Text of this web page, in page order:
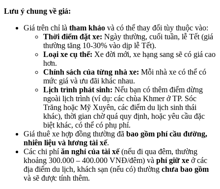
Lưu ý chung về giá:
Giá trên chỉ là tham khảo và có thể thay đổi tùy thuộc vào:
Thời điểm đặt xe: Ngày thường, cuối tuần, lễ Tết (giá
thường tăng 10-30% vào dịp lễ Tết).
Loại xe cụ thể: Xe đời mới, xe hạng sang sẽ có giá cao
hơn.
Chính sách của từng nhà xe: Mỗi nhà xe có thể có
mức giá và ưu đãi khác nhau.
Lịch trình phát sinh: Nếu bạn có thêm điểm dừng
ngoài lịch trình (ví dụ: các chùa Khmer ở TP. Sóc
Trăng hoặc Mỹ Xuyên, các điểm du lịch sinh thái
khác), thời gian chờ quá quy định, hoặc yêu cầu đặc
biệt khác, có thể có phụ phí.
Giá thuê xe hợp đồng thường đã bao gồm phí cầu đường,
nhiên liệu và lương tài xế.
Các chi phíăn nghỉ của tài xế(nếu đi qua đêm, thường
khoảng 300.000 – 400.000 VNĐ/đêm) và phí giữ xe ở các
địa điểm du lịch, khách sạn (nếu có) thường chưa bao gồm
và sẽ được tính thêm.